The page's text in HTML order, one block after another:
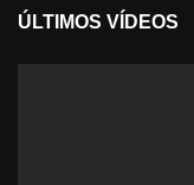
ÚLTIMOS VÍDEOS